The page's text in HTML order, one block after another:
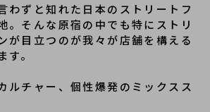
わずと知れた日本のストリートフ
。そんな原宿の中でも特にストリ
が目立つのが我々が店舗を構える
す。
ルチャー、個性爆発のミックスス